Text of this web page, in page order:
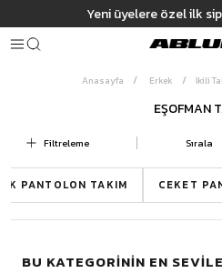
Yeni üyelere özel ilk
Anasayfa Erkek İkili
EŞOFMAN
Filtreleme Sırala
İKILI TAKIM
PANTOLON TAKIM CEKET
BU KATEGORININ EN